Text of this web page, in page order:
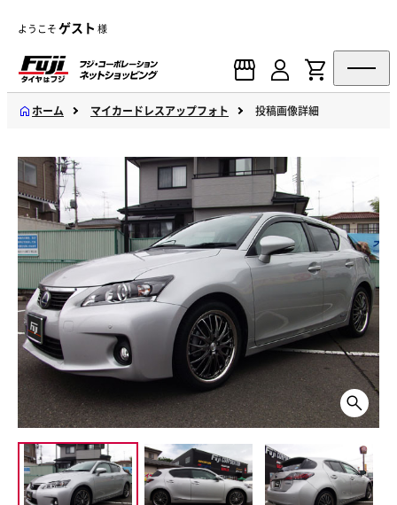
ようこそゲスト 様
ホーム マイカードレスアップフォト 投稿画像詳細